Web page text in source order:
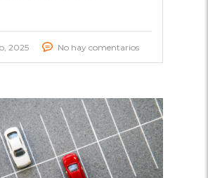
2025 No hay comentarios